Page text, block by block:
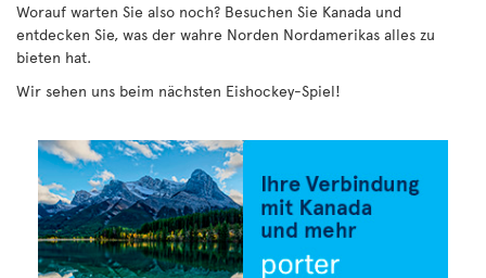
Worauf warten Sie also noch? Besuchen Sie Kanada und
entdecken Sie, was der wahre Norden Nordamerikas alles zu
bieten hat.
Wir sehen uns beim nächsten Eishockey-Spiel!